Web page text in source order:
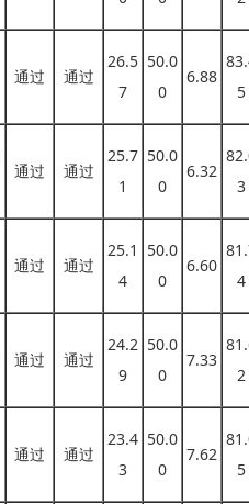
通过 通过
26.5
7
50.0
0
6.88
5
通过 通过
25.7
1
50.0
0
6.32
3
通过 通过
25.1
4
50.0
0
6.60
4
通过 通过
24.2
9
50.0
0
7.33
2
通过 通过
23.4
3
50.0
0
7.62
5